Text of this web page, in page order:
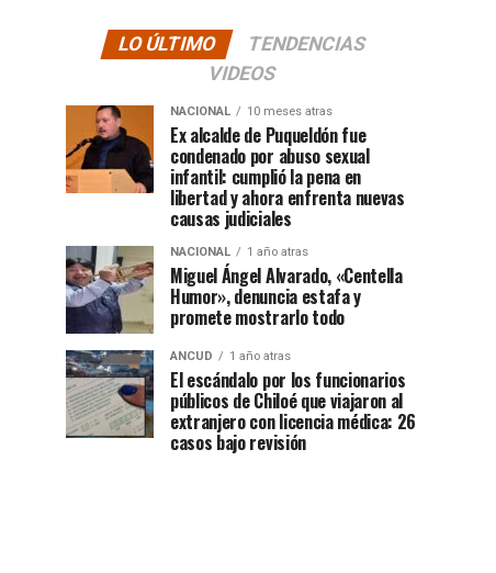
LO ÚLTIMO
TENDENCIAS
VIDEOS
NACIONAL 10 meses atras
Ex alcalde de Puqueldón fue
condenado por abuso sexual
infantil: cumplió la pena en
libertad y ahora enfrenta nuevas
causas judiciales
NACIONAL 1 año atras
Miguel Ángel Alvarado, «Centella
Humor», denuncia estafa y
promete mostrarlo todo
ANCUD 1 año atras
El escándalo por los funcionarios
públicos de Chiloé que viajaron al
extranjero con licencia médica: 26
casos bajo revisión